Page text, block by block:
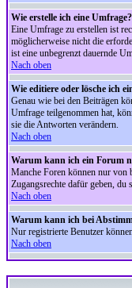
Wie erstelle ich eine Umfrage?
Eine Umfrage zu erstellen ist
möglicherweise nicht die
ist eine unbegrenzt dauernde
Nach oben
Wie editiere oder lösche ich
Genau wie bei den Beiträgen
Umfrage teilgenommen hat,
sie die Antworten verändern.
Nach oben
Warum kann ich ein Forum
Manche Foren können nur von
Zugangsrechte dafür geben, du
Nach oben
Warum kann ich bei
Nur registrierte Benutzer
Nach oben